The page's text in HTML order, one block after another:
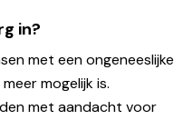
in?
met een ongeneeslijke
mogelijk is.
met aandacht voor